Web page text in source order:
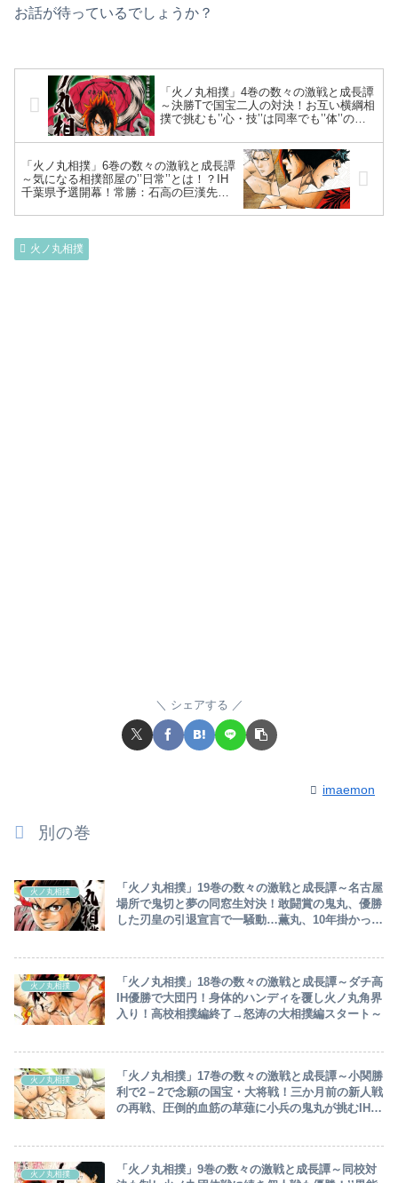
お話が待っているでしょうか？
「火ノ丸相撲」4巻の数々の激戦と成長譚
～決勝Tで国宝二人の対決！お互い横綱相
撲で挑むも’’心・技’’は同率でも’’体’’の差
の監督～
「火ノ丸相撲」6巻の数々の激戦と成長譚
～気になる相撲部屋の’’日常’’とは！？IH
千葉県予選開幕！常勝：石高の巨漢先
～
火ノ丸相撲
シェアする
imaemon
別の巻
火ノ丸相撲
「火ノ丸相撲」19巻の数々の激戦と成長譚～名古屋
場所で鬼切と夢の同窓生対決！敢闘賞の鬼丸、優勝
した刃皇の引退宣言で一騒動…薫丸、10年掛かって
火ノ丸相撲
「火ノ丸相撲」18巻の数々の激戦と成長譚～ダチ高
IH優勝で大団円！身体的ハンディを覆し火ノ丸角界
入り！高校相撲編終了→怒涛の大相撲編スタート～
火ノ丸相撲
「火ノ丸相撲」17巻の数々の激戦と成長譚～小関勝
利で2－2で念願の国宝・大将戦！三か月前の新人戦
の再戦、圧倒的血筋の草薙に小兵の鬼丸が挑むIH最
火ノ丸相撲
「火ノ丸相撲」9巻の数々の激戦と成長譚～同校対